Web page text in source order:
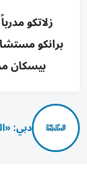
زلاتكو
برانكو
بيسكان
دبي: